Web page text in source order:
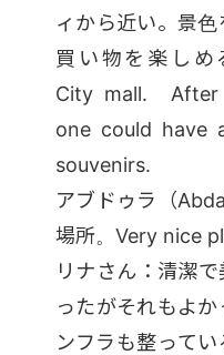
ィから近い。景
買い物を楽し
City mall. After
one could have
souvenirs.
アブドゥラ（
場所。Very nice
リナさん：清潔
ったがそれもよ
ンフラも整って